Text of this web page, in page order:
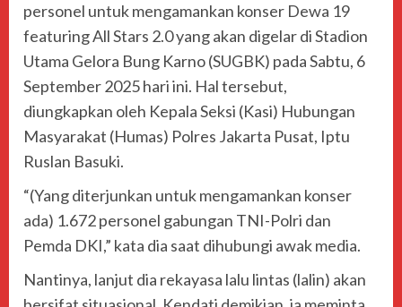
personel untuk mengamankan konser Dewa 19
featuring All Stars 2.0 yang akan digelar di Stadion
Utama Gelora Bung Karno (SUGBK) pada Sabtu, 6
September 2025 hari ini. Hal tersebut,
diungkapkan oleh Kepala Seksi (Kasi) Hubungan
Masyarakat (Humas) Polres Jakarta Pusat, Iptu
Ruslan Basuki.
“(Yang diterjunkan untuk mengamankan konser
ada) 1.672 personel gabungan TNI-Polri dan
Pemda DKI,” kata dia saat dihubungi awak media.
Nantinya, lanjut dia rekayasa lalu lintas (lalin) akan